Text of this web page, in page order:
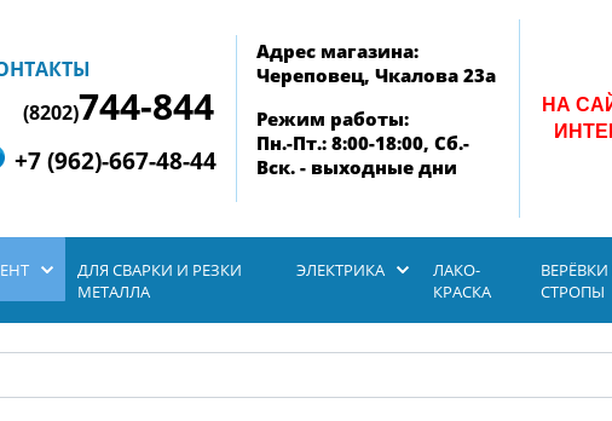
(8202)744-844
+7 (962)-667-48-44
Адрес магазина:
Череповец, Чкалова 23а
Режим работы:
Пн.-Пт.: 8:00-18:00, Сб.-
Вск. - выходные дни
НА
ДЛЯ СВАРКИ И РЕЗКИ
МЕТАЛЛА
ЭЛЕКТРИКА
ЛАКО-
КРАСКА
СТРОПЫ